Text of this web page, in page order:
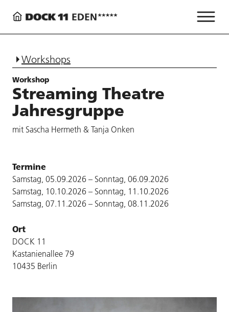
Workshops
Workshop
Streaming Theatre
Jahresgruppe
mit Sascha Hermeth & Tanja Onken
Termine
Samstag, 05.09.2026 – Sonntag, 06.09.2026
Samstag, 10.10.2026 – Sonntag, 11.10.2026
Samstag, 07.11.2026 – Sonntag, 08.11.2026
Ort
DOCK 11
Kastanienallee 79
10435 Berlin